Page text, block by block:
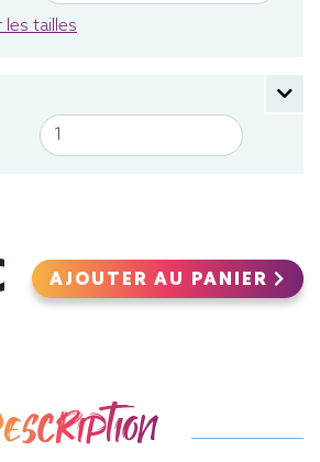
les tailles
AJOUTER AU PANIER